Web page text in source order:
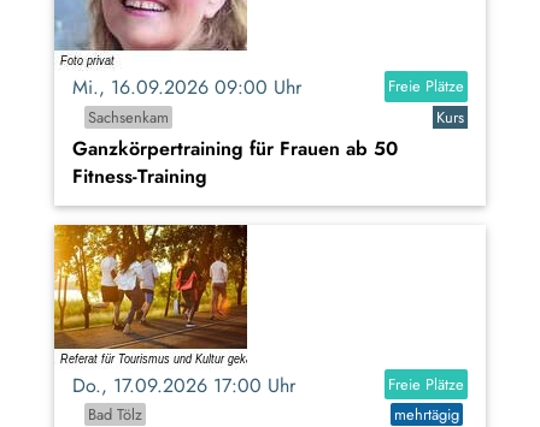
Mi., 16.09.2026 09:00 Uhr
Freie Plätze
Sachsenkam
Kurs
Ganzkörpertraining für Frauen ab 50
Fitness-Training
Do., 17.09.2026 17:00 Uhr
Freie Plätze
Bad Tölz
mehrtägig